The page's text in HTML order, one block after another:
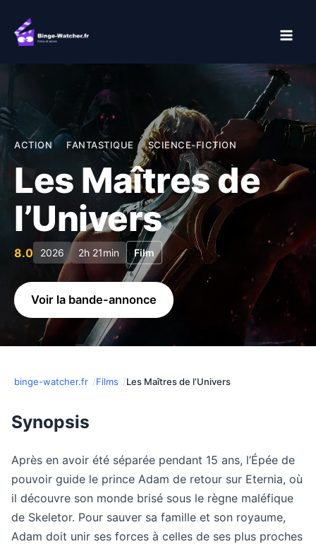
contenu
ACTION FANTASTIQUE SCIENCE-FICTION
Les Maîtres de
l’Univers
8.0 2026 2h 21min Film
Voir la bande-annonce
binge-watcher.fr Films Les Maîtres de l’Univers
Synopsis
Après en avoir été séparée pendant 15 ans, l’Épée de
pouvoir guide le prince Adam de retour sur Eternia, où
il découvre son monde brisé sous le règne maléfique
de Skeletor. Pour sauver sa famille et son royaume,
Adam doit unir ses forces à celles de ses plus proches